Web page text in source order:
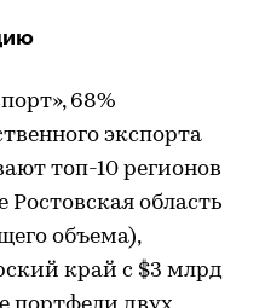
68%
экспорта
топ-10 регионов
область
объема),
край с $3 млрд